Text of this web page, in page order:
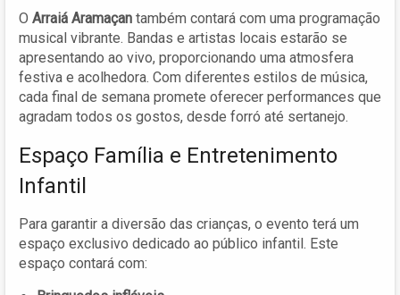
O Arraiá Aramaçan também contará com uma programação
musical vibrante. Bandas e artistas locais estarão se
apresentando ao vivo, proporcionando uma atmosfera
festiva e acolhedora. Com diferentes estilos de música,
cada final de semana promete oferecer performances que
agradam todos os gostos, desde forró até sertanejo.
Espaço Família e Entretenimento
Infantil
Para garantir a diversão das crianças, o evento terá um
espaço exclusivo dedicado ao público infantil. Este
espaço contará com: